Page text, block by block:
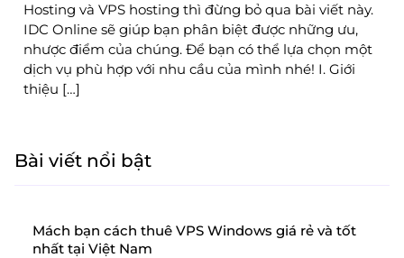
Hosting và VPS hosting thì đừng bỏ qua bài viết này.
IDC Online sẽ giúp bạn phân biệt được những ưu,
nhược điểm của chúng. Để bạn có thể lựa chọn một
dịch vụ phù hợp với nhu cầu của mình nhé! I. Giới
thiệu […]
Bài viết nổi bật
Mách bạn cách thuê VPS Windows giá rẻ và tốt
nhất tại Việt Nam